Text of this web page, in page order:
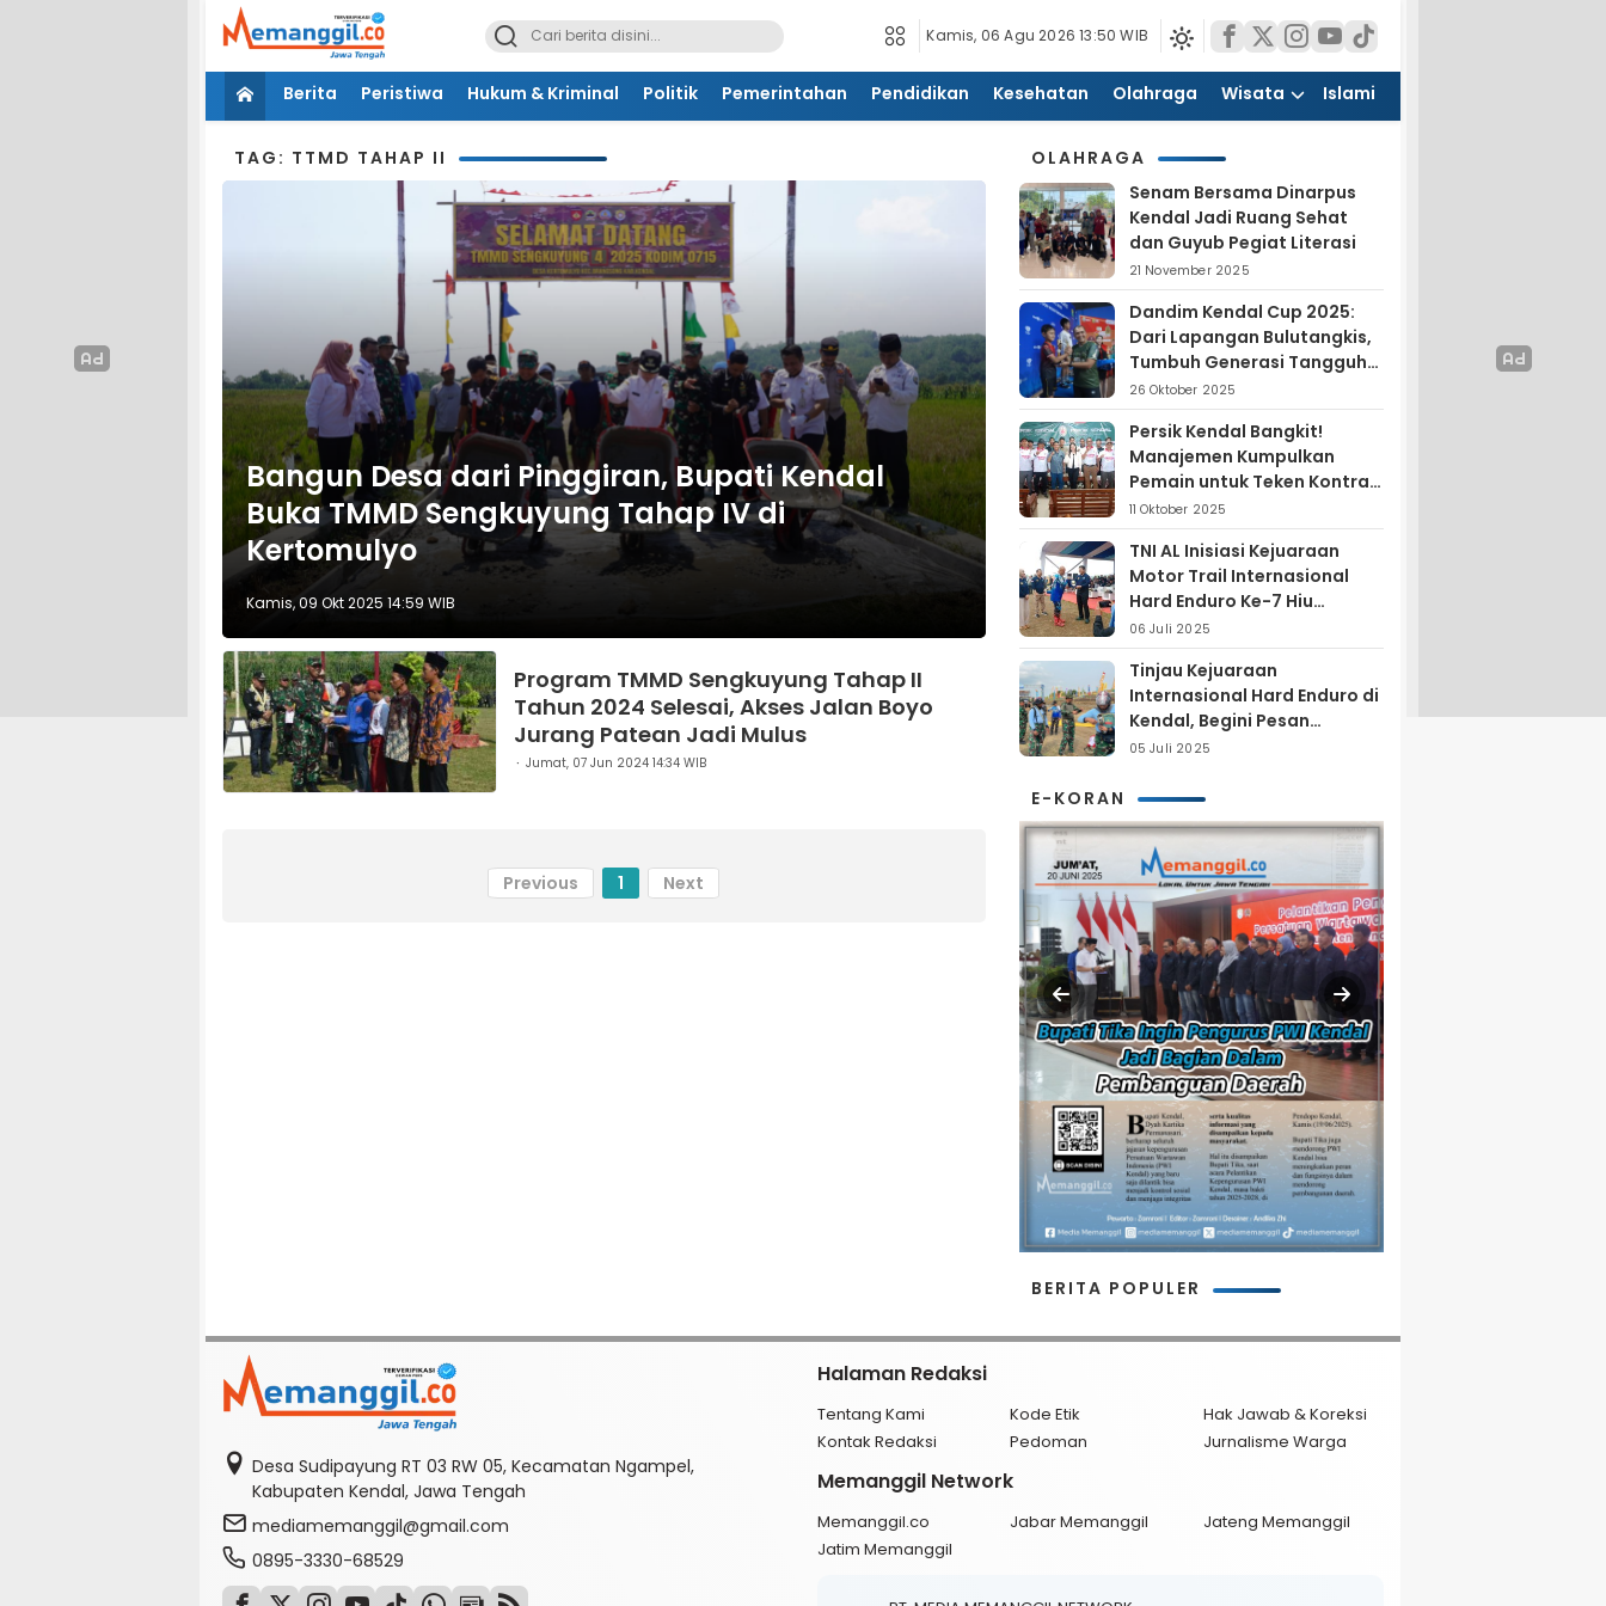
Kamis, 06 Agu 2026 13:50 WIB
Berita Peristiwa Hukum & Kriminal Politik Pemerintahan Pendidikan Kesehatan Olahraga Wisata Islami
TAG: TTMD TAHAP II
Bangun Desa dari Pinggiran, Bupati Kendal
Buka TMMD Sengkuyung Tahap IV di
Kertomulyo
Kamis, 09 Okt 2025 14:59 WIB
Program TMMD Sengkuyung Tahap II
Tahun 2024 Selesai, Akses Jalan Boyo
Jurang Patean Jadi Mulus
Jumat, 07 Jun 2024 14:34 WIB
Previous 1 Next
OLAHRAGA
Senam Bersama Dinarpus
Kendal Jadi Ruang Sehat
dan Guyub Pegiat Literasi
21 November 2025
Dandim Kendal Cup 2025:
Dari Lapangan Bulutangkis,
Tumbuh Generasi Tangguh
dan Nasionalis
26 Oktober 2025
Persik Kendal Bangkit!
Manajemen Kumpulkan
Pemain untuk Teken Kontrak
Jelang Liga 4
11 Oktober 2025
TNI AL Inisiasi Kejuaraan
Motor Trail Internasional
Hard Enduro Ke-7 Hiu
Selatan
06 Juli 2025
Tinjau Kejuaraan
Internasional Hard Enduro di
Kendal, Begini Pesan
Laksamana Pertama TNI AL
05 Juli 2025
E-KORAN
BERITA POPULER
Desa Sudipayung RT 03 RW 05, Kecamatan Ngampel,
Kabupaten Kendal, Jawa Tengah
mediamemanggil@gmail.com
0895-3330-68529
Halaman Redaksi
Tentang Kami Kode Etik
Hak Jawab & Koreksi
Kontak Redaksi
Pedoman Jurnalisme Warga
Memanggil Network
Memanggil.co Jabar Memanggil
Jateng Memanggil
Jatim Memanggil